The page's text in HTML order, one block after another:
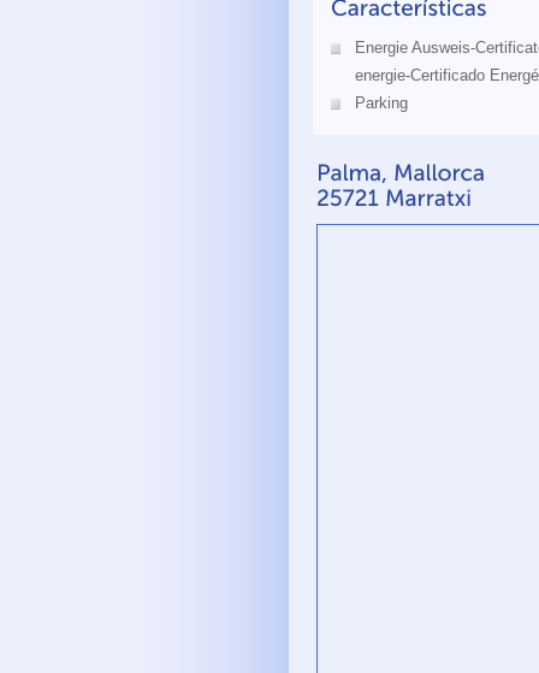
Energie Ausweis-
energie-Certificado
Parking